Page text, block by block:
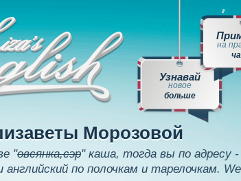
Морозовой
"овсянка,сэр" каша, тогда вы по адресу -
английский по полочкам и тарелочкам.
Узнавай
новое
больше
Apply
на
Realize